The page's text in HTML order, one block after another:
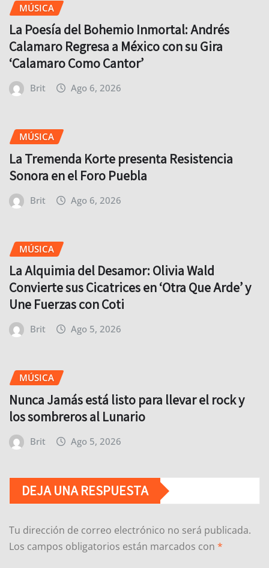
MÚSICA
La Poesía del Bohemio Inmortal: Andrés
Calamaro Regresa a México con su Gira
‘Calamaro Como Cantor’
Brit Ago 6, 2026
MÚSICA
La Tremenda Korte presenta Resistencia
Sonora en el Foro Puebla
Brit Ago 6, 2026
MÚSICA
La Alquimia del Desamor: Olivia Wald
Convierte sus Cicatrices en ‘Otra Que Arde’ y
Une Fuerzas con Coti
Brit Ago 5, 2026
MÚSICA
Nunca Jamás está listo para llevar el rock y
los sombreros al Lunario
Brit Ago 5, 2026
DEJA UNA RESPUESTA
Tu dirección de correo electrónico no será publicada.
Los campos obligatorios están marcados con *